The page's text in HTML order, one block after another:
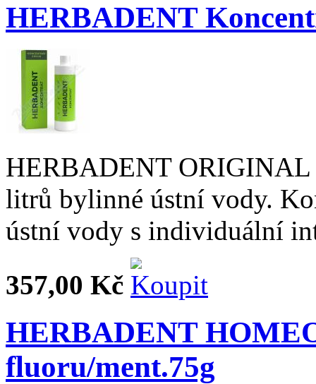
HERBADENT
HERBADENT ORIGINAL
litrů bylinné ústní vody.
ústní vody s individuální
357,00 Kč
HERBADENT
fluoru/ment.75g